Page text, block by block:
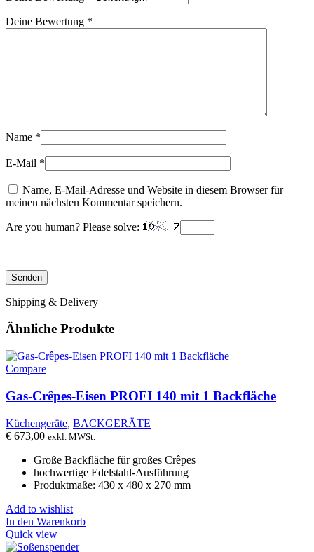
Deine Bewertung *
Name *
E-Mail *
Name, E-Mail-Adresse und Website in diesem Browser für
meinen nächsten Kommentar speichern.
Are you human? Please solve:
Shipping & Delivery
Ähnliche Produkte
Compare
Gas-Crêpes-Eisen PROFI 140 mit 1 Backfläche
Küchengeräte, BACKGERÄTE
€ 673,00 exkl. MWSt.
Große Backfläche für großes Crêpes
hochwertige Edelstahl-Ausführung
Produktmaße: 430 x 480 x 270 mm
Add to wishlist
In den Warenkorb
Quick view